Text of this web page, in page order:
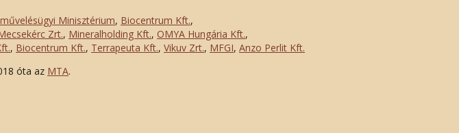
Minisztérium, Biocentrum Kft.,
Zrt., Mineralholding Kft., OMYA Hungária Kft.,
, Biocentrum Kft., Terrapeuta Kft., Vikuv Zrt., MFGI, Anzo Perlit Kft.
óta az MTA.